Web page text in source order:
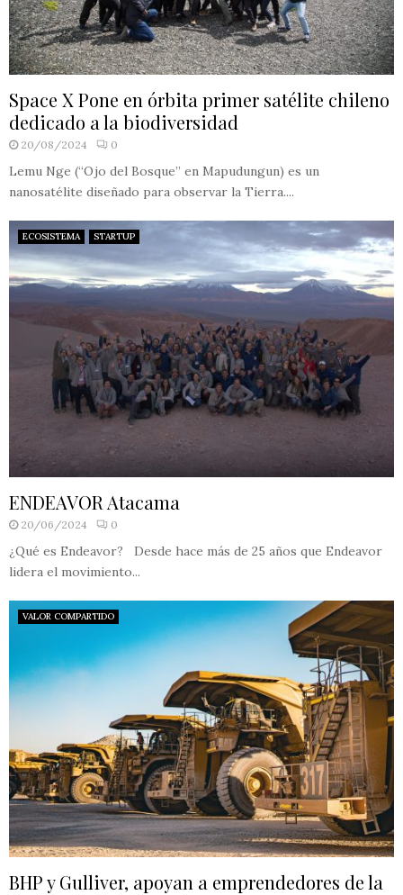
Space X Pone en órbita primer satélite chileno
dedicado a la biodiversidad
20/08/2024 0
Lemu Nge (“Ojo del Bosque” en Mapudungun) es un
nanosatélite diseñado para observar la Tierra....
ECOSISTEMA STARTUP
ENDEAVOR Atacama
20/06/2024 0
¿Qué es Endeavor? Desde hace más de 25 años que Endeavor
lidera el movimiento...
VALOR COMPARTIDO
BHP y Gulliver, apoyan a emprendedores de la